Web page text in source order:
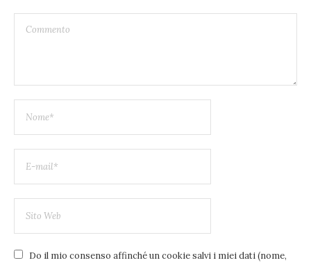
Do il mio consenso affinché un cookie salvi i miei dati (nome,